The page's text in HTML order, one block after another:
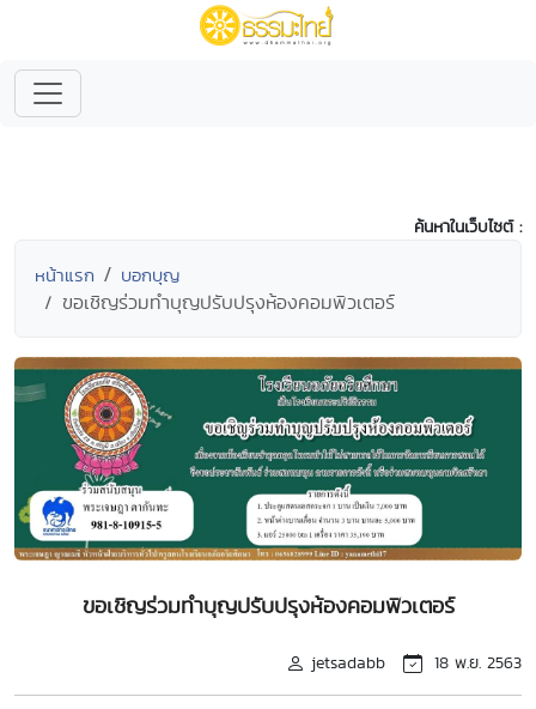
ค้นหาในเว็บไซต์ :
หน้าแรก บอกบุญ
ขอเชิญร่วมทำบุญปรับปรุงห้องคอมพิวเตอร์
ขอเชิญร่วมทำบุญปรับปรุงห้องคอมพิวเตอร์
jetsadabb 18 พ.ย. 2563